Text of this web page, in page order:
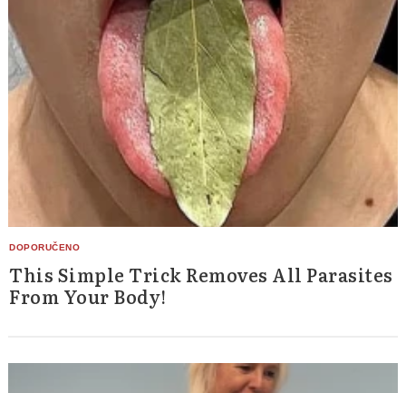
This Simple Trick Removes All Parasites
From Your Body!